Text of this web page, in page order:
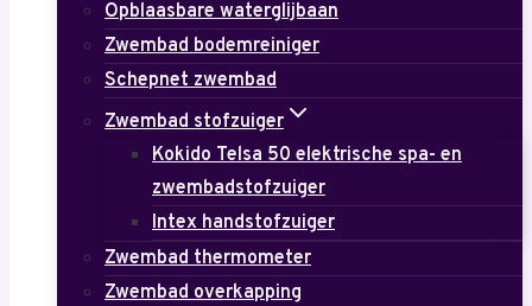
Opblaasbare waterglijbaan
Zwembad bodemreiniger
Schepnet zwembad
Zwembad stofzuiger
Kokido Telsa 50 elektrische spa- en
zwembadstofzuiger
Intex handstofzuiger
Zwembad thermometer
Zwembad overkapping